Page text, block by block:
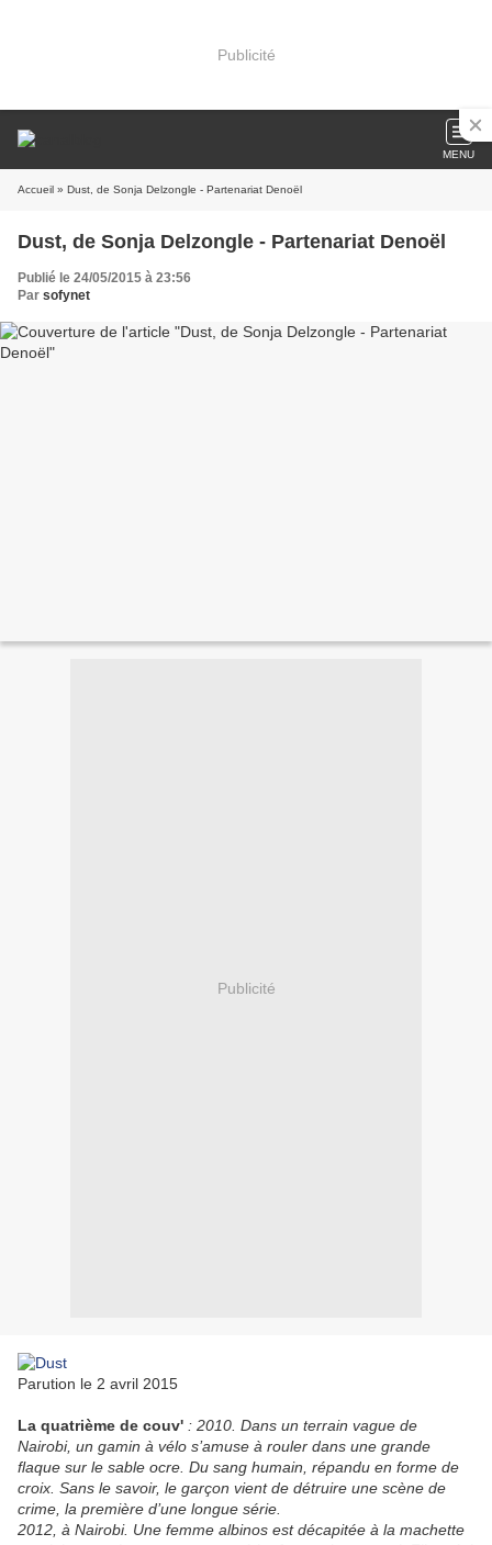
Publicité
MENU
Accueil » Dust, de Sonja Delzongle - Partenariat Denoël
Dust, de Sonja Delzongle - Partenariat Denoël
Publié le 24/05/2015 à 23:56
Par sofynet
Publicité
Parution le 2 avril 2015
La quatrième de couv' : 2010. Dans un terrain vague de
Nairobi, un gamin à vélo s’amuse à rouler dans une grande
flaque sur le sable ocre. Du sang humain, répandu en forme de
croix. Sans le savoir, le garçon vient de détruire une scène de
crime, la première d’une longue série.
2012, à Nairobi. Une femme albinos est décapitée à la machette